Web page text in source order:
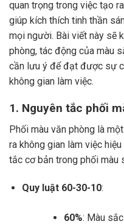
quan trọng trong việc tạo
giúp kích thích tinh thần
mọi người. Bài viết này sẽ
phòng, tác động của màu
cần lưu ý để đạt được sự
không gian làm việc.
1. Nguyên tắc phối
Phối màu văn phòng là
ra không gian làm việc
tắc cơ bản trong phối màu
Quy luật 60-30-10:
60%: Màu